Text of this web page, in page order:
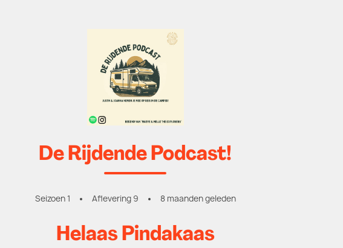
De Rijdende Podcast!
Seizoen 1 Aflevering 9 8 maanden geleden
Helaas Pindakaas